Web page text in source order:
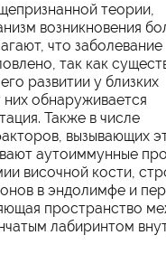
теории,
возникновения
что заболевание
так как
развитии у близких
них обнаруживается
Также в числе
вызывающих
аутоиммунные
височной кости,
в эндолимфе и
пространство
лабиринтом